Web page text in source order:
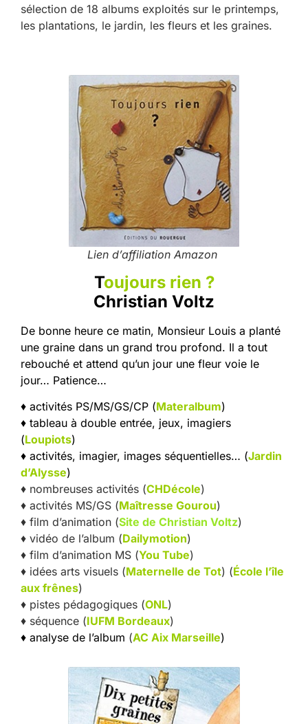
sélection de 18 albums exploités sur le printemps,
les plantations, le jardin, les fleurs et les graines.
Lien d’affiliation Amazon
Toujours rien ?
Christian Voltz
De bonne heure ce matin, Monsieur Louis a planté
une graine dans un grand trou profond. Il a tout
rebouché et attend qu’un jour une fleur voie le
jour… Patience…
♦ activités PS/MS/GS/CP (Materalbum)
♦ tableau à double entrée, jeux, imagiers
(Loupiots)
♦ activités, imagier, images séquentielles… (Jardin
d’Alysse)
♦ nombreuses activités (CHDécole)
♦ activités MS/GS (Maîtresse Gourou)
♦ film d’animation (Site de Christian Voltz)
♦ vidéo de l’album (Dailymotion)
♦ film d’animation MS (You Tube)
♦ idées arts visuels (Maternelle de Tot) (École l’île
aux frênes)
♦ pistes pédagogiques (ONL)
♦ séquence (IUFM Bordeaux)
♦ analyse de l’album (AC Aix Marseille)